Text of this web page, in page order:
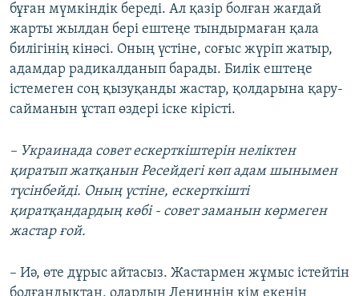
бұған мүмкіндік береді. Ал қазір болған жағдай
жарты жылдан бері ештеңе тындырмаған қала
билігінің кінәсі. Оның үстіне, соғыс жүріп жатыр,
адамдар радикалданып барады. Билік ештеңе
істемеген соң қызуқанды жастар, қолдарына қару-
сайманын ұстап өздері іске кірісті.
– Украинада совет ескерткіштерін неліктен
қиратып жатқанын Ресейдегі көп адам шынымен
түсінбейді. Оның үстіне, ескерткішті
қиратқандардың көбі - совет заманын көрмеген
жастар ғой.
– Иә, өте дұрыс айтасыз. Жастармен жұмыс істейтін
болғандықтан, олардың Лениннің кім екенін